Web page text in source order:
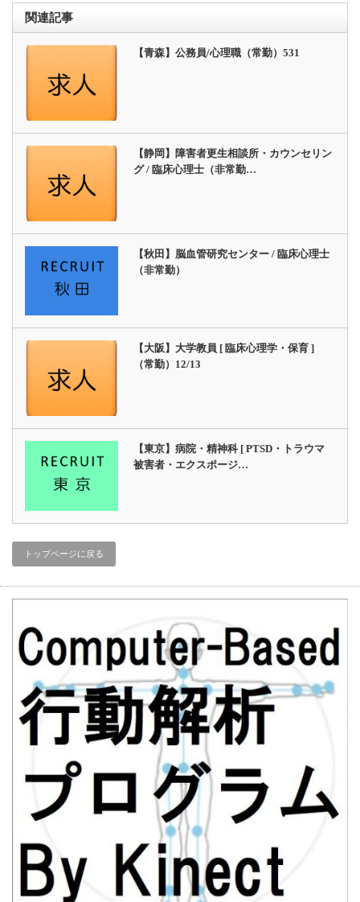
関連記事
【青森】公務員/心理職（常勤）531
【静岡】障害者更生相談所・カウンセリン
グ / 臨床心理士（非常勤…
【秋田】脳血管研究センター / 臨床心理士
（非常勤）
【大阪】大学教員 [ 臨床心理学・保育 ]
（常勤）12/13
【東京】病院・精神科 [ PTSD・トラウマ
被害者・エクスポージ…
トップページに戻る